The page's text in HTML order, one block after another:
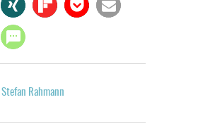
Stefan Rahmann